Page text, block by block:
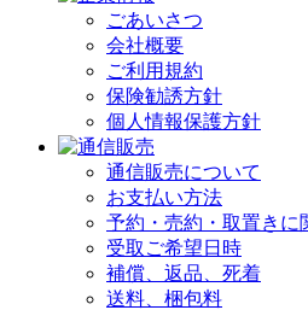
ごあいさつ
会社概要
ご利用規約
保険勧誘方針
個人情報保護方針
通信販売について
お支払い方法
予約・売約・取置きに
受取ご希望日時
補償、返品、死着
送料、梱包料